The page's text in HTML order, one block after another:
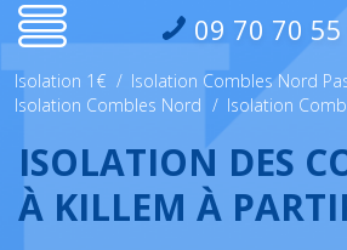
09 70 70
Isolation 1€ / Isolation Combles Nord
Isolation Combles Nord / Isolation
ISOLATION DES
À KILLEM À